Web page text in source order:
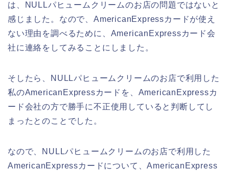
は、NULLパヒュームクリームのお店の問題ではないと
感じました。なので、AmericanExpressカードが使え
ない理由を調べるために、AmericanExpressカード会
社に連絡をしてみることにしました。
そしたら、NULLパヒュームクリームのお店で利用した
私のAmericanExpressカードを、AmericanExpressカ
ード会社の方で勝手に不正使用していると判断してし
まったとのことでした。
なので、NULLパヒュームクリームのお店で利用した
AmericanExpressカードについて、AmericanExpress